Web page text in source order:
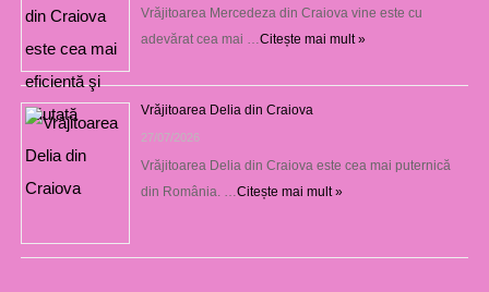
Vrăjitoarea Mercedeza din Craiova vine este cu
adevărat cea mai … Citește mai mult »
Vrăjitoarea Delia din Craiova
27/07/2026
Vrăjitoarea Delia din Craiova este cea mai puternică
din România. … Citește mai mult »